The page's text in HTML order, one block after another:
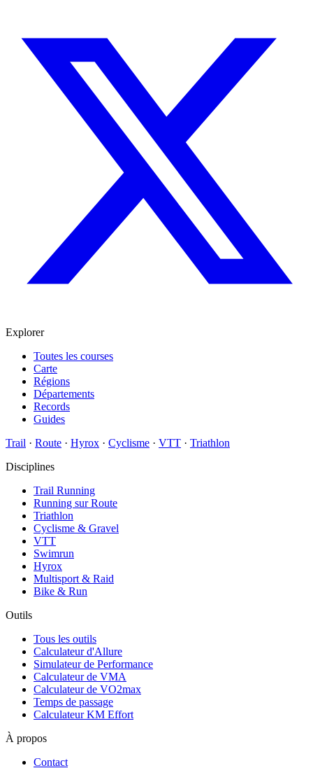
Explorer
Toutes les courses
Carte
Régions
Départements
Records
Guides
Trail · Route · Hyrox · Cyclisme · VTT · Triathlon
Disciplines
Trail Running
Running sur Route
Triathlon
Cyclisme & Gravel
VTT
Swimrun
Hyrox
Multisport & Raid
Bike & Run
Outils
Tous les outils
Calculateur d'Allure
Simulateur de Performance
Calculateur de VMA
Calculateur de VO2max
Temps de passage
Calculateur KM Effort
À propos
Contact